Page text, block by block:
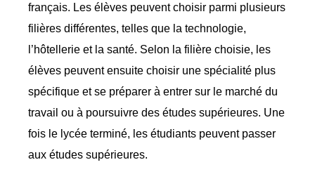
français. Les élèves peuvent choisir parmi plusieurs
filières différentes, telles que la technologie,
l’hôtellerie et la santé. Selon la filière choisie, les
élèves peuvent ensuite choisir une spécialité plus
spécifique et se préparer à entrer sur le marché du
travail ou à poursuivre des études supérieures. Une
fois le lycée terminé, les étudiants peuvent passer
aux études supérieures.